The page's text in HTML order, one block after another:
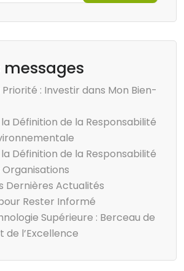
messages
Priorité : Investir dans Mon Bien-
Définition de la Responsabilité
Définition de la Responsabilité
Dernières Actualités
Rester Informé
Supérieure : Berceau de
de l’Excellence